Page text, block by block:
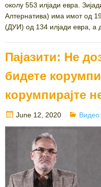
околу 553 илјади евра.
Алтернатива) има имот од
(ДУИ) од 134 илјади евра, а
Пајазити: Не
бидете
корумпирајте
Posted
on
June 12, 2020 Видео